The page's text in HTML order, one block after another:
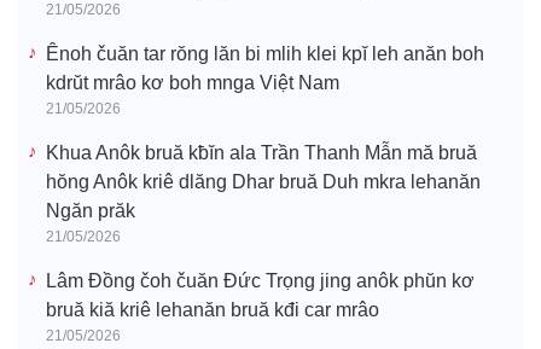
21/05/2026
Ênoh čuăn tar rŏng lăn bi mlih klei kpĭ leh anăn boh
kdrŭt mrâo kơ boh mnga Việt Nam
21/05/2026
Khua Anôk bruă kƀĭn ala Trần Thanh Mẫn mă bruă
hŏng Anôk kriê dlăng Dhar bruă Duh mkra lehanăn
Ngăn prăk
21/05/2026
Lâm Đồng čoh čuăn Đức Trọng jing anôk phŭn kơ
bruă kiă kriê lehanăn bruă kđi car mrâo
21/05/2026